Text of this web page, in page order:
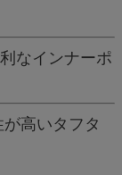
なインナーポ
高いタフタ